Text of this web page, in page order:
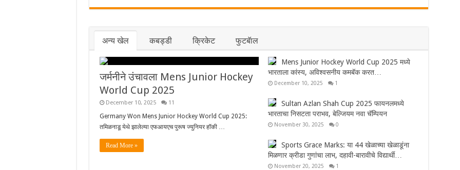
अन्य खेल कबड्डी क्रिकेट फुटबॅाल
जर्मनीने उंचावला Mens Junior Hockey
World Cup 2025
December 10, 2025 11
Germany Won Mens Junior Hockey World Cup 2025:
तमिळनाडू येथे झालेल्या एफआयएच पुरूष ज्युनियर हॉकी …
Read More »
Mens Junior Hockey World Cup 2025 मध्ये
भारताला कांस्य, अविश्वसनीय कमबॅक करत…
December 10, 2025 1
Sultan Azlan Shah Cup 2025 फायनलमध्ये
भारताचा निसटता पराभव, बेल्जियम नवा चॅम्पियन
November 30, 2025 0
Sports Grace Marks: या 44 खेळाच्या खेळाडूंना
मिळणार क्रीडा गुणांचा लाभ, दहावी-बारावीचे विद्यार्थी…
November 20, 2025 1